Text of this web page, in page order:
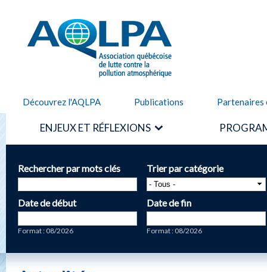
AQLPA
Découvrez l'AQLPA Publications Partenaires
ENJEUX ET RÉFLEXIONS
Rechercher par mots clés Trier par catégorie
Date de début
Format : 08/2026
Date de fin
Format : 08/2026